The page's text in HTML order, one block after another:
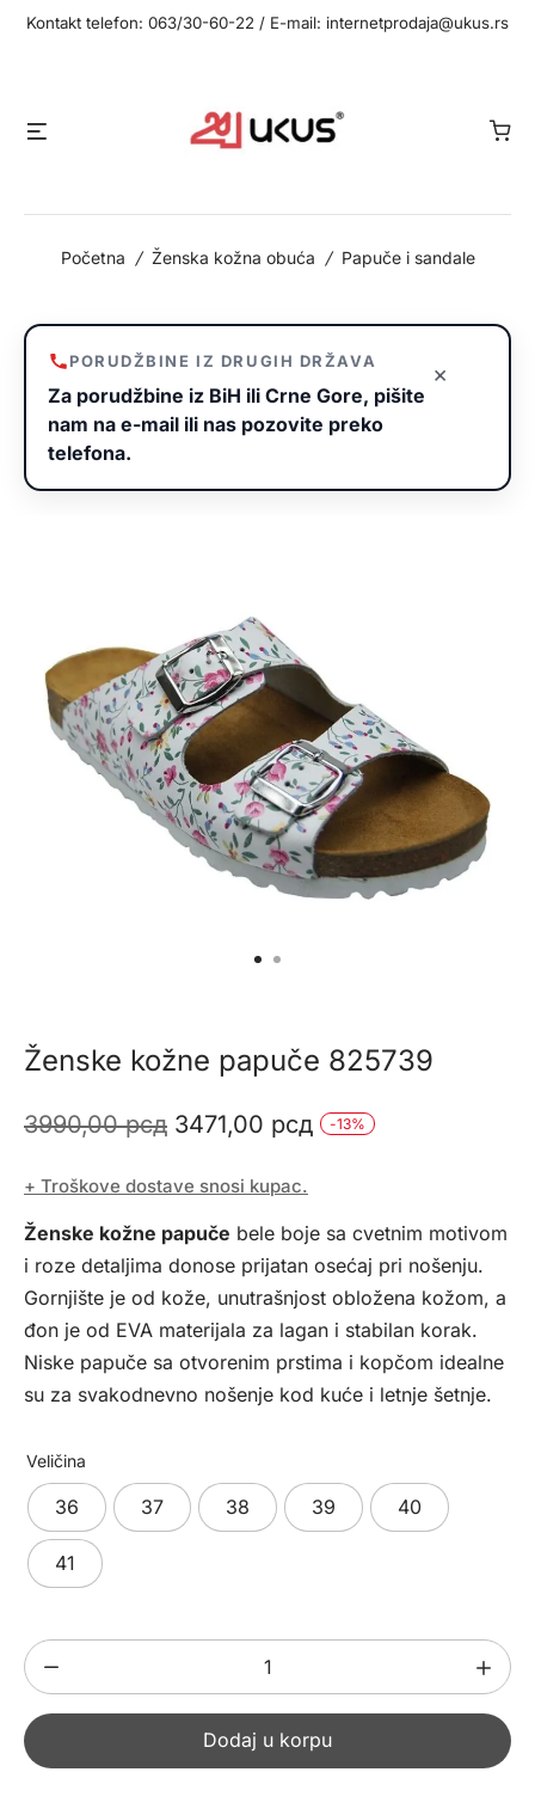
Kontakt telefon: 063/30-60-22 / E-mail: internetprodaja@ukus.rs
Početna / Ženska kožna obuća / Papuče i sandale
×
PORUDŽBINE IZ DRUGIH DRŽAVA
Za porudžbine iz BiH ili Crne Gore, pišite
nam na e-mail ili nas pozovite preko
telefona.
Ženske kožne papuče 825739
3990,00рсд Originalna
je
bila:
3990,00 рсд.
3471,00 рсдTrenutna
3471,00 рсд.
-13%
+ Troškove dostave snosi kupac.
Ženske kožne papuče bele boje sa cvetnim motivom
i roze detaljima donose prijatan osećaj pri nošenju.
Gornjište je od kože, unutrašnjost obložena kožom, a
đon je od EVA materijala za lagan i stabilan korak.
Niske papuče sa otvorenim prstima i kopčom idealne
su za svakodnevno nošenje kod kuće i letnje šetnje.
Veličina
36 37 38 39 40
41
Ženske
kožne
papuče
825739
Dodaj u korpu